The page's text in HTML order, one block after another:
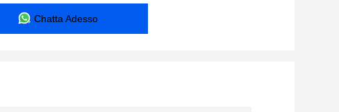
Chatta Adesso